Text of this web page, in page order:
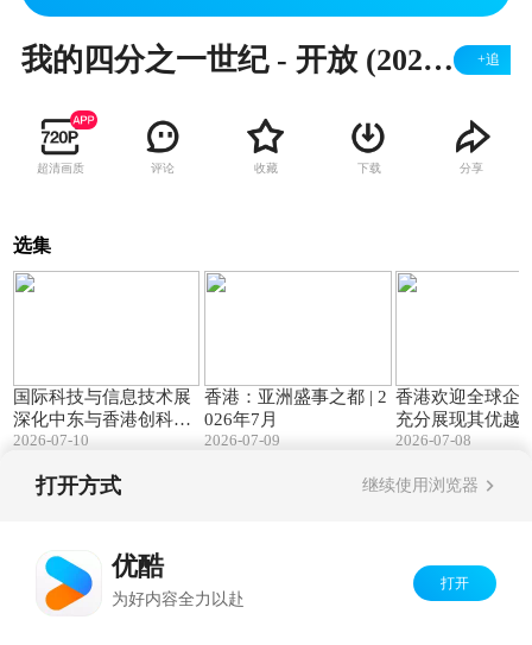
我的四分之一世纪 - 开放 (2022年7月) +追
超清画质 评论 收藏 下载 分享
选集
国际科技与信息技术展
深化中东与香港创科交
流合作
2026-07-10
香港：亚洲盛事之都 | 2
026年7月
2026-07-09
香港欢迎全球企
充分展现其优越
环境
2026-07-08
打开方式 继续使用浏览器
优酷
为好内容全力以赴
打开